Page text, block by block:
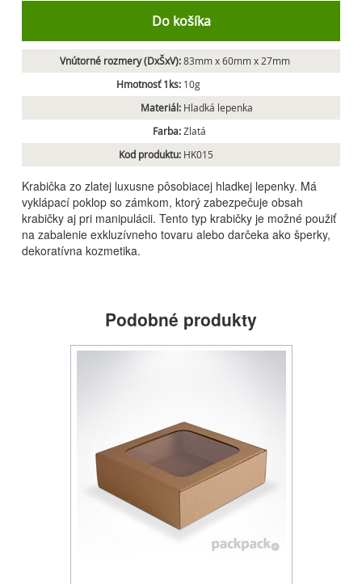
Do košíka
Vnútorné rozmery (DxŠxV):83mm x 60mm x 27mm
Hmotnosť 1ks: 10g
Materiál: Hladká lepenka
Farba:Zlatá
Kod produktu: HK015
Krabička zo zlatej luxusne pôsobiacej hladkej lepenky. Má
vyklápací poklop so zámkom, ktorý zabezpečuje obsah
krabičky aj pri manipulácii. Tento typ krabičky je možné použiť
na zabalenie exkluzívneho tovaru alebo darčeka ako šperky,
dekoratívna kozmetika.
Podobné produkty